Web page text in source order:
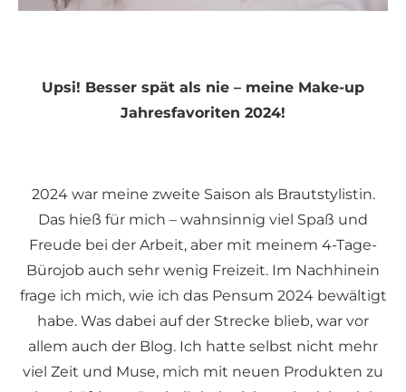
Upsi! Besser spät als nie – meine Make-up
Jahresfavoriten 2024!
2024 war meine zweite Saison als Brautstylistin.
Das hieß für mich – wahnsinnig viel Spaß und
Freude bei der Arbeit, aber mit meinem 4-Tage-
Bürojob auch sehr wenig Freizeit. Im Nachhinein
frage ich mich, wie ich das Pensum 2024 bewältigt
habe. Was dabei auf der Strecke blieb, war vor
allem auch der Blog. Ich hatte selbst nicht mehr
viel Zeit und Muse, mich mit neuen Produkten zu